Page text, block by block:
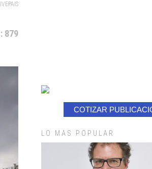
879
COTIZAR
LO MAS POPULAR